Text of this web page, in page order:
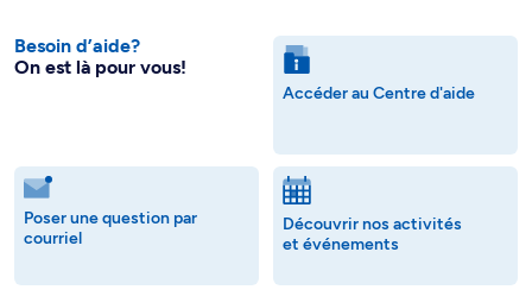
Besoin d’aide?
On est là pour vous!
Accéder au Centre d'aide
Poser une question par
courriel
Découvrir nos activités
et événements